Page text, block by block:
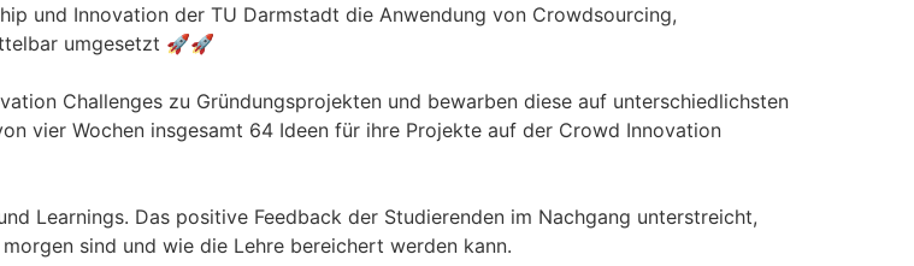
und Innovation der TU Darmstadt die Anwendung von Crowdsourcing,
umgesetzt 🚀🚀
Challenges zu Gründungsprojekten und bewarben diese auf unterschiedlichsten
vier Wochen insgesamt 64 Ideen für ihre Projekte auf der Crowd Innovation
Learnings. Das positive Feedback der Studierenden im Nachgang unterstreicht,
sind und wie die Lehre bereichert werden kann.